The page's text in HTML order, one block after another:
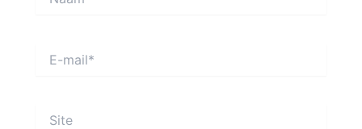
mail*